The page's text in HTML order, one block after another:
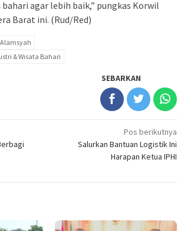
agar lebih baik,” pungkas Korwil
Barat ini. (Rud/Red)
Alamsyah
& Wisata Bahari
SEBARKAN
Pos berikutnya
Salurkan Bantuan Logistik Ini
Harapan Ketua IPHI